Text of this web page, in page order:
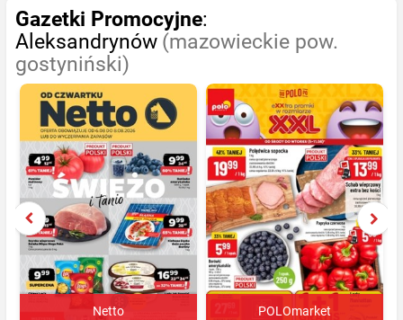
Gazetki Promocyjne:
Aleksandrynów (mazowieckie pow.
gostyniński)
Netto POLOmarket